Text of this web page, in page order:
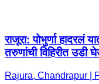
राजूरा: पोभुर्णा हादरलं
तरुणांची विहिरीत उडी
Rajura, Chandrapur |